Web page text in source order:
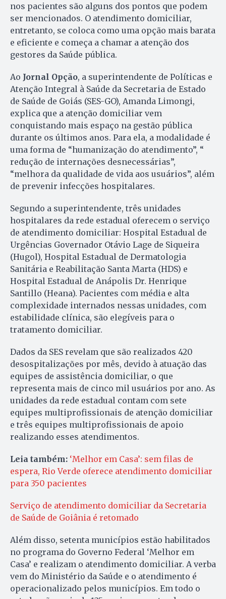
nos pacientes são alguns dos pontos que podem
ser mencionados. O atendimento domiciliar,
entretanto, se coloca como uma opção mais barata
e eficiente e começa a chamar a atenção dos
gestores da Saúde pública.
Ao Jornal Opção, a superintendente de Políticas e
Atenção Integral à Saúde da Secretaria de Estado
de Saúde de Goiás (SES-GO), Amanda Limongi,
explica que a atenção domiciliar vem
conquistando mais espaço na gestão pública
durante os últimos anos. Para ela, a modalidade é
uma forma de “humanização do atendimento”, “
redução de internações desnecessárias”,
“melhora da qualidade de vida aos usuários”, além
de prevenir infecções hospitalares.
Segundo a superintendente, três unidades
hospitalares da rede estadual oferecem o serviço
de atendimento domiciliar: Hospital Estadual de
Urgências Governador Otávio Lage de Siqueira
(Hugol), Hospital Estadual de Dermatologia
Sanitária e Reabilitação Santa Marta (HDS) e
Hospital Estadual de Anápolis Dr. Henrique
Santillo (Heana). Pacientes com média e alta
complexidade internados nessas unidades, com
estabilidade clínica, são elegíveis para o
tratamento domiciliar.
Dados da SES revelam que são realizados 420
desospitalizações por mês, devido à atuação das
equipes de assistência domiciliar, o que
representa mais de cinco mil usuários por ano. As
unidades da rede estadual contam com sete
equipes multiprofissionais de atenção domiciliar
e três equipes multiprofissionais de apoio
realizando esses atendimentos.
Leia também: ‘Melhor em Casa’: sem filas de
espera, Rio Verde oferece atendimento domiciliar
para 350 pacientes
Serviço de atendimento domiciliar da Secretaria
de Saúde de Goiânia é retomado
Além disso, setenta municípios estão habilitados
no programa do Governo Federal ‘Melhor em
Casa’ e realizam o atendimento domiciliar. A verba
vem do Ministério da Saúde e o atendimento é
operacionalizado pelos municípios. Em todo o